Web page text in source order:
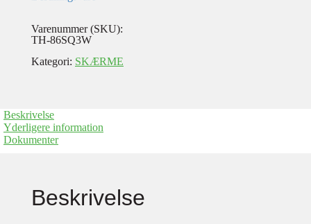
Varenummer (SKU):
TH-86SQ3W
Kategori: SKÆRME
Beskrivelse
Yderligere information
Dokumenter
Beskrivelse